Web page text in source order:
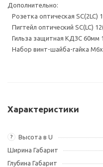
Дополнительно:
Розетка оптическая SC(2LC)
Пигтейл оптический SC(LC)
Гильза защитная КДЗС 60мм
Набор винт-шайба-гайка
Характеристики
? Высота в U
Ширина Габарит
Глубина Габарит